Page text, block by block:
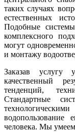
таких случаях
естественных
Подобные
комплексного
могут
и монтажу
Заказав услугу
качественный
тенденций,
Стандартные
человека. Мы